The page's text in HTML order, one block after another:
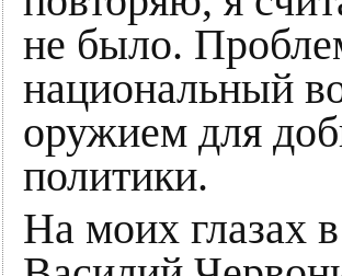
не было.
национальный
оружием для
политики.
На моих глазах